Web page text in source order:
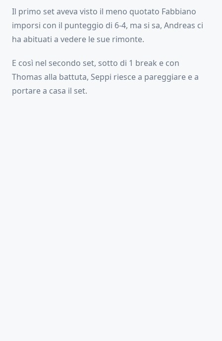
Il primo set aveva visto il meno quotato Fabbiano
imporsi con il punteggio di 6-4, ma si sa, Andreas ci
ha abituati a vedere le sue rimonte.
E così nel secondo set, sotto di 1 break e con
Thomas alla battuta, Seppi riesce a pareggiare e a
portare a casa il set.